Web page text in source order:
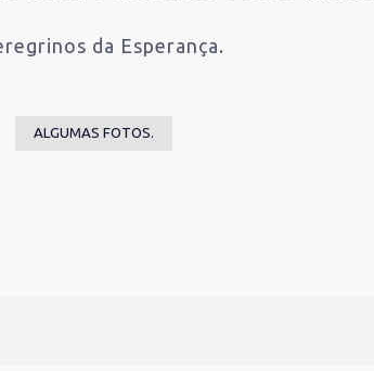
da Esperança.
ALGUMAS FOTOS.